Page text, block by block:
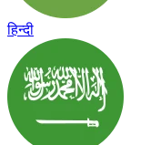
हिन्दी